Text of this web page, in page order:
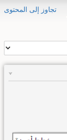
تجاوز إلى المحتوى